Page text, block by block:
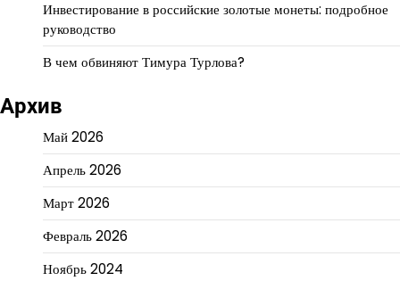
Инвестирование в российские золотые монеты: подробное
руководство
В чем обвиняют Тимура Турлова?
Архив
Май 2026
Апрель 2026
Март 2026
Февраль 2026
Ноябрь 2024